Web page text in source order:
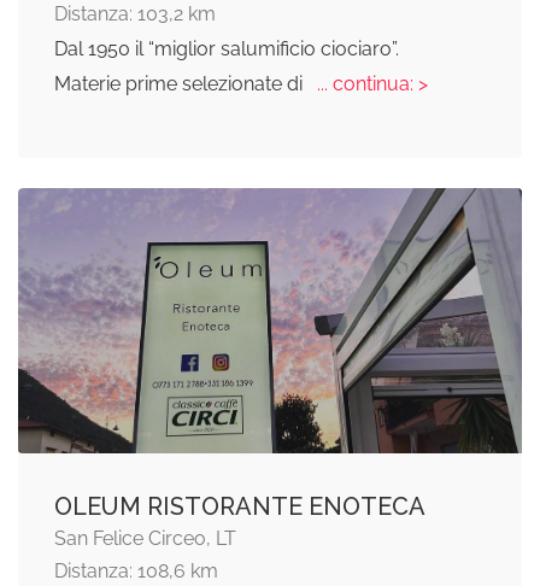
Distanza: 103,2 km
Dal 1950 il “miglior salumificio ciociaro”.
Materie prime selezionate di
... continua: >
OLEUM RISTORANTE ENOTECA
San Felice Circeo, LT
Distanza: 108,6 km